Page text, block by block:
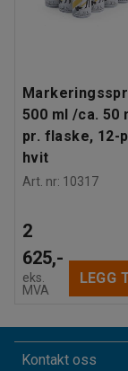
500 ml /ca. 50
pr. flaske, 12-
hvit
Art. nr: 10317
2
625,-
eks.
MVA
LEGG
Kontakt oss